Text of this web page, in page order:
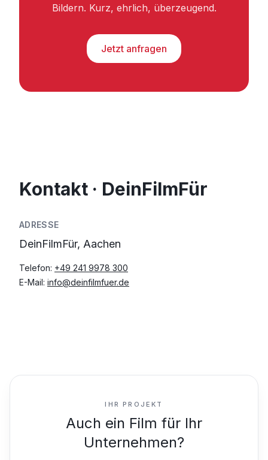
Bildern. Kurz, ehrlich, überzeugend.
Jetzt anfragen
Kontakt · DeinFilmFür
ADRESSE
DeinFilmFür, Aachen
Telefon: +49 241 9978 300
E-Mail: info@deinfilmfuer.de
IHR PROJEKT
Auch ein Film für Ihr
Unternehmen?